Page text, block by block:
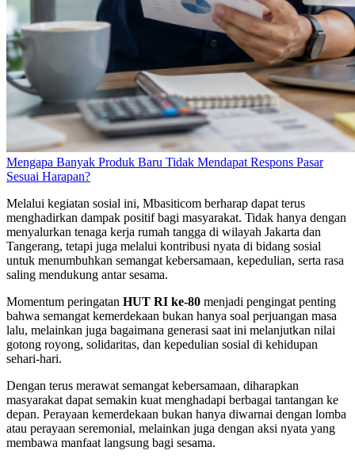
Mengapa Banyak Produk Baru Tidak Mendapat Respons Pasar
Sesuai Harapan?
Melalui kegiatan sosial ini, Mbasiticom berharap dapat terus
menghadirkan dampak positif bagi masyarakat. Tidak hanya dengan
menyalurkan tenaga kerja rumah tangga di wilayah Jakarta dan
Tangerang, tetapi juga melalui kontribusi nyata di bidang sosial
untuk menumbuhkan semangat kebersamaan, kepedulian, serta rasa
saling mendukung antar sesama.
Momentum peringatan HUT RI ke-80 menjadi pengingat penting
bahwa semangat kemerdekaan bukan hanya soal perjuangan masa
lalu, melainkan juga bagaimana generasi saat ini melanjutkan nilai
gotong royong, solidaritas, dan kepedulian sosial di kehidupan
sehari-hari.
Dengan terus merawat semangat kebersamaan, diharapkan
masyarakat dapat semakin kuat menghadapi berbagai tantangan ke
depan. Perayaan kemerdekaan bukan hanya diwarnai dengan lomba
atau perayaan seremonial, melainkan juga dengan aksi nyata yang
membawa manfaat langsung bagi sesama.